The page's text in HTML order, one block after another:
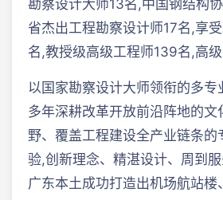
勘察设计大师13名,中国钢结构
省杰出工程勘察设计师17名,享
名,教授级高级工程师139名,高
以国家勘察设计大师领衔的多专
多年深耕改革开放前沿阵地的文
野、覆盖工程建设全产业链条的
验,创新理念、精湛设计、周到
广东本土成功打造出机场航站楼